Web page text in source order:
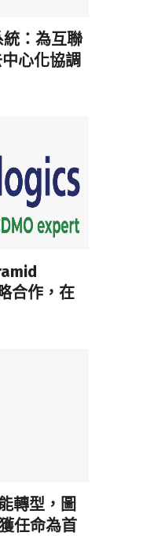
：為互聯
心化協調
合作，在
轉型，圖
任命為首